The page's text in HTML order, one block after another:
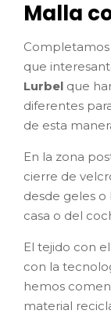
Malla
que
Lurbel que
diferentes
de esta
En la zona
cierre de
desde geles o
casa o del
El tejido con
con la
hemos
material